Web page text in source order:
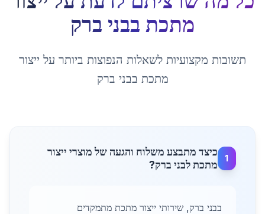
מתכת בבני ברק
תשובות מקצועיות לשאלות הנפוצות ביותר על ייצור
מתכת בבני ברק
1
כיצד מתבצע משלוח והגעה של מוצרי ייצור
מתכת לבני ברק?
בבני ברק, שירותי ייצור מתכת מתמקדים